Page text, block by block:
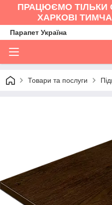
ПРАЦЮЄМО ТІЛЬКИ
ХАРКОВІ
Парапет Україна
Товари та послуги